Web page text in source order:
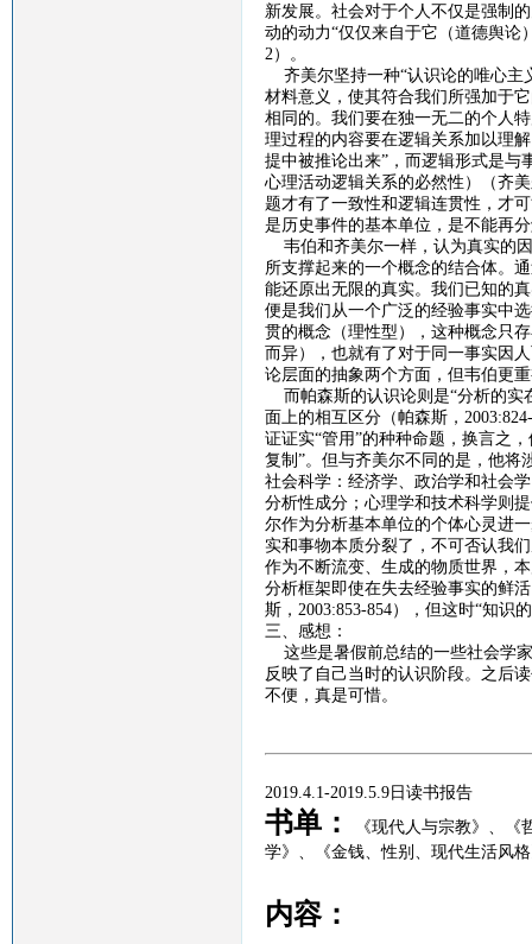
新发展。社会对于个人不仅是强制
动的动力“仅仅来自于它（道德舆论
2 ）。
齐美尔坚持一种“认识论的唯心主
材料意义，使其符合我们所强加于
相同的。我们要在独一无二的个人
理过程的内容要在逻辑关系加以理
提中被推论出来”，而逻辑形式是与
心理活动逻辑关系的必然性）（齐
题才有了一致性和逻辑连贯性，才
是历史事件的基本单位，是不能再
韦伯和齐美尔一样，认为真实的
所支撑起来的一个概念的结合体。
能还原出无限的真实。我们已知的
便是我们从一个广泛的经验事实中
贯的概念（理性型），这种概念只
而异），也就有了对于同一事实因
论层面的抽象两个方面，但韦伯更
而帕森斯的认识论则是“分析的实
面上的相互区分（帕森斯，
证证实“管用”的种种命题，换言之
复制”。但与齐美尔不同的是，他将
社会科学：经济学、政治学和社会
分析性成分；心理学和技术科学则
尔作为分析基本单位的个体心灵进
实和事物本质分裂了，不可否认我
作为不断流变、生成的物质世界，
分析框架即使在失去经验事实的鲜
斯， 2003:853-854），但这时“知识
三、感想：
这些是暑假前总结的一些社会学
反映了自己当时的认识阶段。之后
不便，真是可惜。
2019.4.1-2019.5.9日读书报告
书单： 《现代人与宗教》、
《
学》、
《金钱、性别、现代生活风
内容：